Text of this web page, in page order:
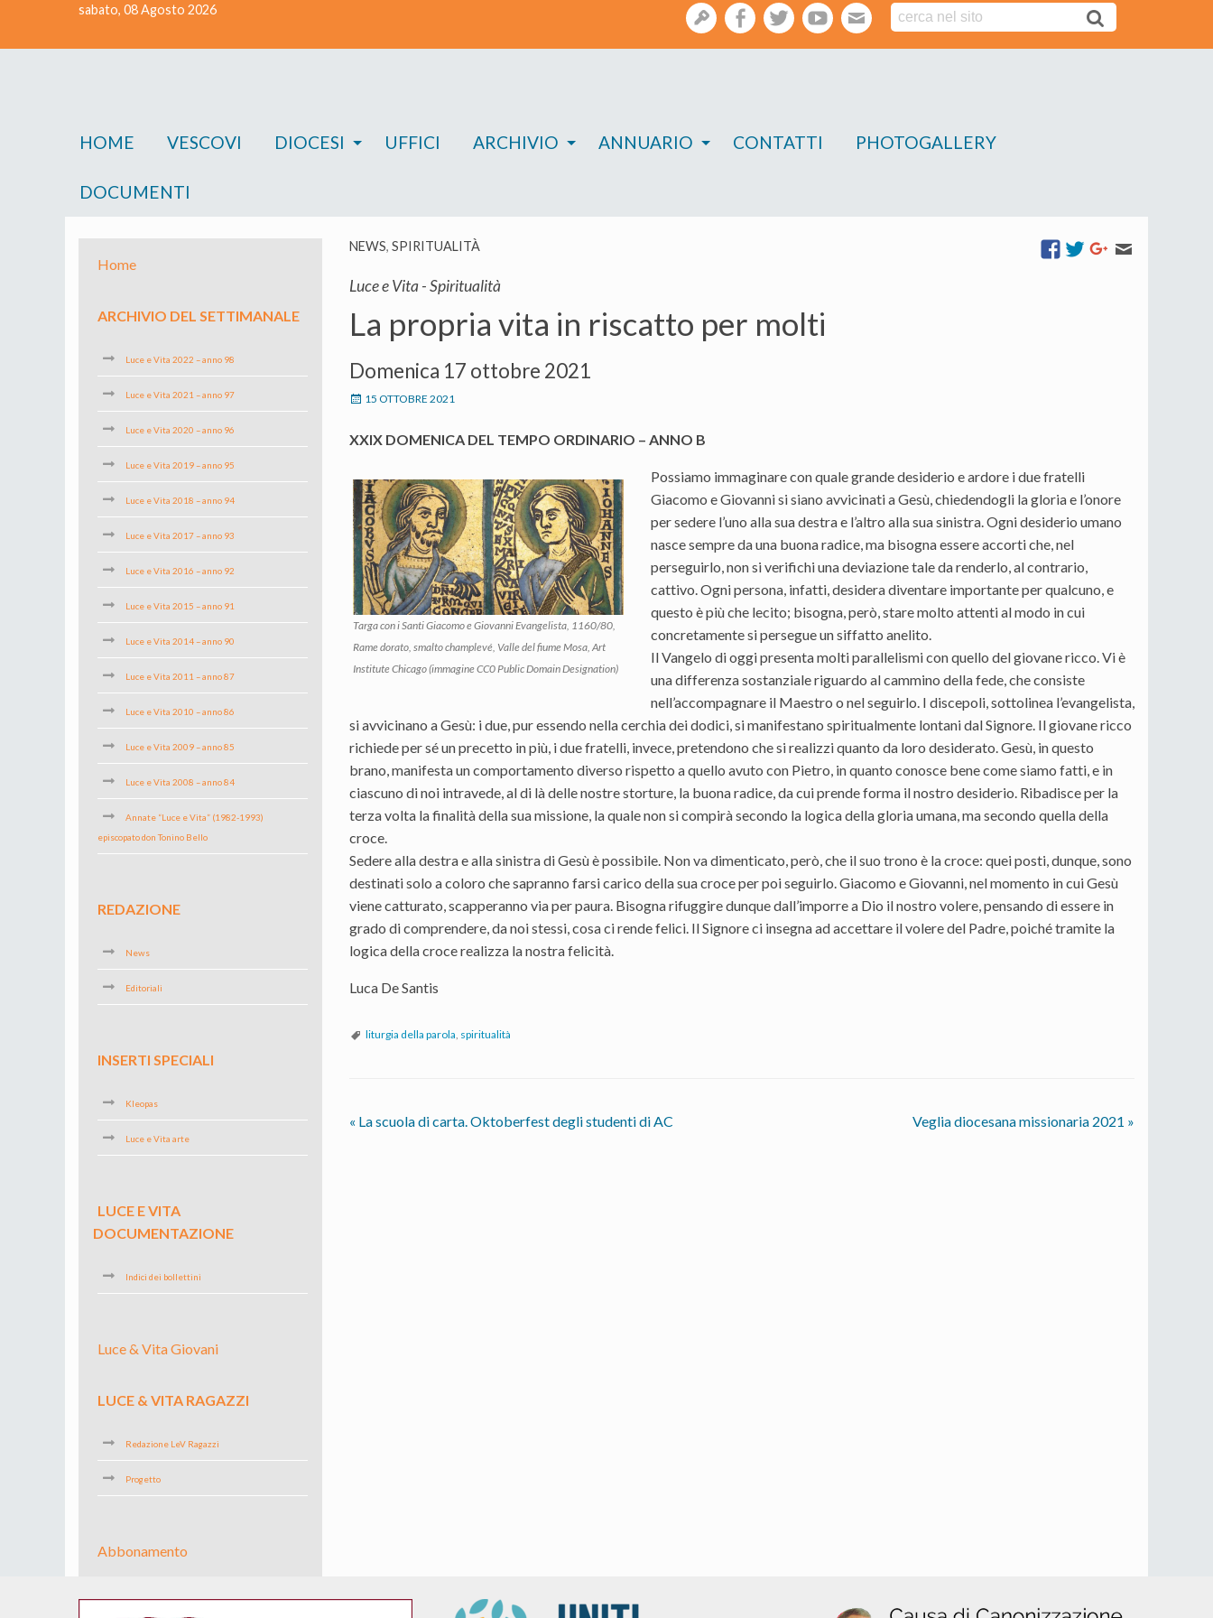
sabato, 08 Agosto 2026
gestionefacebooktwitteryoutubewebmail
HOME VESCOVI DIOCESI UFFICI ARCHIVIO ANNUARIO CONTATTI PHOTOGALLERY
DOCUMENTI
NEWS, SPIRITUALITÀ
Luce e Vita - Spiritualità
La propria vita in riscatto per molti
Domenica 17 ottobre 2021
15 OTTOBRE 2021
XXIX DOMENICA DEL TEMPO ORDINARIO – ANNO B
Targa con i Santi Giacomo e Giovanni Evangelista, 1160/80,
Rame dorato, smalto champlevé, Valle del fiume Mosa, Art
Institute Chicago (immagine CC0 Public Domain Designation)
Possiamo immaginare con quale grande desiderio e ardore i due fratelli
Giacomo e Giovanni si siano avvicinati a Gesù, chiedendogli la gloria e l’onore
per sedere l’uno alla sua destra e l’altro alla sua sinistra. Ogni desiderio umano
nasce sempre da una buona radice, ma bisogna essere accorti che, nel
perseguirlo, non si verifichi una deviazione tale da renderlo, al contrario,
cattivo. Ogni persona, infatti, desidera diventare importante per qualcuno, e
questo è più che lecito; bisogna, però, stare molto attenti al modo in cui
concretamente si persegue un siffatto anelito.
Il Vangelo di oggi presenta molti parallelismi con quello del giovane ricco. Vi è
una differenza sostanziale riguardo al cammino della fede, che consiste
nell’accompagnare il Maestro o nel seguirlo. I discepoli, sottolinea l’evangelista,
si avvicinano a Gesù: i due, pur essendo nella cerchia dei dodici, si manifestano spiritualmente lontani dal Signore. Il giovane ricco
richiede per sé un precetto in più, i due fratelli, invece, pretendono che si realizzi quanto da loro desiderato. Gesù, in questo
brano, manifesta un comportamento diverso rispetto a quello avuto con Pietro, in quanto conosce bene come siamo fatti, e in
ciascuno di noi intravede, al di là delle nostre storture, la buona radice, da cui prende forma il nostro desiderio. Ribadisce per la
terza volta la finalità della sua missione, la quale non si compirà secondo la logica della gloria umana, ma secondo quella della
croce.
Sedere alla destra e alla sinistra di Gesù è possibile. Non va dimenticato, però, che il suo trono è la croce: quei posti, dunque, sono
destinati solo a coloro che sapranno farsi carico della sua croce per poi seguirlo. Giacomo e Giovanni, nel momento in cui Gesù
viene catturato, scapperanno via per paura. Bisogna rifuggire dunque dall’imporre a Dio il nostro volere, pensando di essere in
grado di comprendere, da noi stessi, cosa ci rende felici. Il Signore ci insegna ad accettare il volere del Padre, poiché tramite la
logica della croce realizza la nostra felicità.
Luca De Santis
liturgia della parola spiritualità
« La scuola di carta. Oktoberfest degli studenti di AC Veglia diocesana missionaria 2021 »
Home
ARCHIVIO DEL SETTIMANALE
Luce e Vita 2022 – anno 98
Luce e Vita 2021 – anno 97
Luce e Vita 2020 – anno 96
Luce e Vita 2019 – anno 95
Luce e Vita 2018 – anno 94
Luce e Vita 2017 – anno 93
Luce e Vita 2016 – anno 92
Luce e Vita 2015 – anno 91
Luce e Vita 2014 – anno 90
Luce e Vita 2011 – anno 87
Luce e Vita 2010 – anno 86
Luce e Vita 2009 – anno 85
Luce e Vita 2008 – anno 84
Annate “Luce e Vita” (1982-1993)
episcopato don Tonino Bello
REDAZIONE
News
Editoriali
INSERTI SPECIALI
Kleopas
Luce e Vita arte
LUCE E VITA
DOCUMENTAZIONE
Indici dei bollettini
Luce & Vita Giovani
LUCE & VITA RAGAZZI
Redazione LeV Ragazzi
Progetto
Abbonamento